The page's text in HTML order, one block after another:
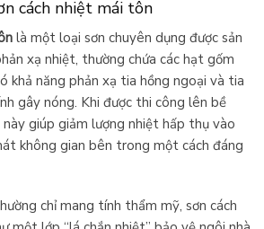
cách nhiệt mái tôn
là một loại sơn chuyên dụng được sản
xạ nhiệt, thường chứa các hạt gốm
khả năng phản xạ tia hồng ngoại và tia
gây nóng. Khi được thi công lên bề
giúp giảm lượng nhiệt hấp thụ vào
không gian bên trong một cách đáng
chỉ mang tính thẩm mỹ, sơn cách